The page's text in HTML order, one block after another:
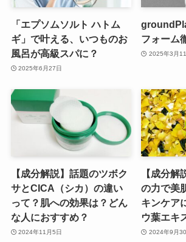
「エプソムソルト ハトム
ギ」で叶える、いつものお
風呂が高級スパに？
2025年6月27日
フォーム
2025年3月
【成分解説】話題のツボク
サとCICA（シカ）の違い
って？肌への効果は？どん
な人におすすめ？
2024年11月5日
【成分
の力で美
キンケア
ウ葉エキ
2024年9月